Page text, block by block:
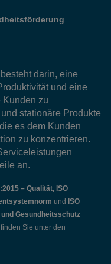
darin, eine
und eine
Kunden zu
stationäre Produkte
es dem Kunden
zu konzentrieren.
an.
– Qualität, ISO
und ISO
Gesundheitsschutz
Sie unter den